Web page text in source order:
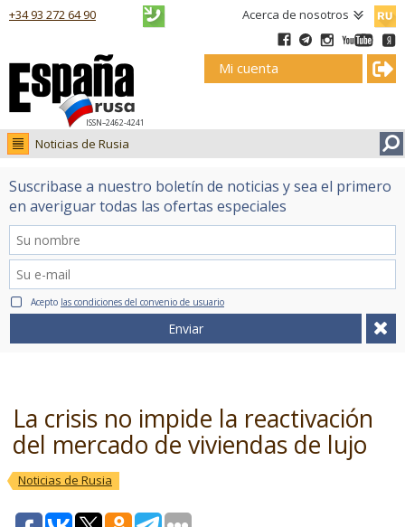
Acerca de nosotros
ISSN–2462-4241
+34 93 272 64 90
Mi cuenta
Noticias de Rusia
Noticias de Rusia
Fotos
Suscribase a nuestro boletín de noticias y sea el primero
en averiguar todas las ofertas especiales
Acepto las condiciones del convenio de usuario
Enviar
La crisis no impide la reactivación
del mercado de viviendas de lujo
Noticias de Rusia